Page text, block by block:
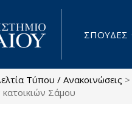
ΣΠΟΥΔΕΣ
Τύπου / Ανακοινώσεις >
Σάμου